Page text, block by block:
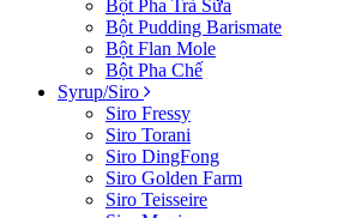
Bột Pha Trà Sữa
Bột Pudding Barismate
Bột Flan Mole
Bột Pha Chế
Syrup/Siro
Siro Fressy
Siro Torani
Siro DingFong
Siro Golden Farm
Siro Teisseire